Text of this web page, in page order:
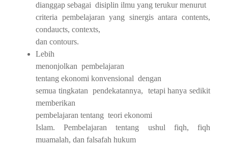
dianggap sebagai disiplin ilmu yang terukur menurut
criteria pembelajaran yang sinergis antara contents,
condaucts, contexts,
dan contours.
Lebih
menonjolkan pembelajaran
tentang ekonomi konvensional dengan
semua tingkatan pendekatannya,
tetapi hanya sedikit
memberikan
pembelajaran tentang teori ekonomi
Islam. Pembelajaran tentang ushul fiqh, fiqh
muamalah, dan falsafah hukum